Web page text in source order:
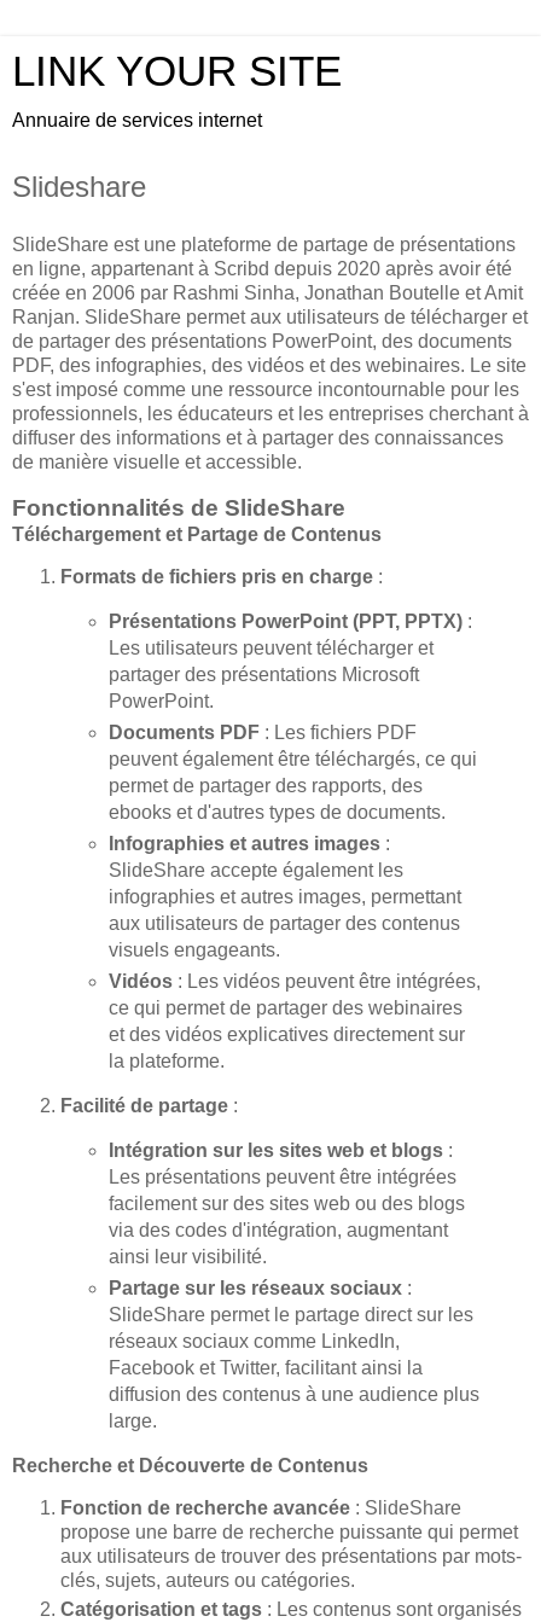
LINK YOUR SITE
Annuaire de services internet
Slideshare
SlideShare est une plateforme de partage de présentations
en ligne, appartenant à Scribd depuis 2020 après avoir été
créée en 2006 par Rashmi Sinha, Jonathan Boutelle et Amit
Ranjan. SlideShare permet aux utilisateurs de télécharger et
de partager des présentations PowerPoint, des documents
PDF, des infographies, des vidéos et des webinaires. Le site
s'est imposé comme une ressource incontournable pour les
professionnels, les éducateurs et les entreprises cherchant à
diffuser des informations et à partager des connaissances
de manière visuelle et accessible.
Fonctionnalités de SlideShare
Téléchargement et Partage de Contenus
Formats de fichiers pris en charge :
Présentations PowerPoint (PPT, PPTX):
Les utilisateurs peuvent télécharger et
partager des présentations Microsoft
PowerPoint.
Documents PDF: Les fichiers PDF
peuvent également être téléchargés, ce qui
permet de partager des rapports, des
ebooks et d'autres types de documents.
Infographies et autres images:
SlideShare accepte également les
infographies et autres images, permettant
aux utilisateurs de partager des contenus
visuels engageants.
Vidéos: Les vidéos peuvent être intégrées,
ce qui permet de partager des webinaires
et des vidéos explicatives directement sur
la plateforme.
Facilité de partage :
Intégration sur les sites web et blogs:
Les présentations peuvent être intégrées
facilement sur des sites web ou des blogs
via des codes d'intégration, augmentant
ainsi leur visibilité.
Partage sur les réseaux sociaux:
SlideShare permet le partage direct sur les
réseaux sociaux comme LinkedIn,
Facebook et Twitter, facilitant ainsi la
diffusion des contenus à une audience plus
large.
Recherche et Découverte de Contenus
Fonction de recherche avancée : SlideShare
propose une barre de recherche puissante qui permet
aux utilisateurs de trouver des présentations par mots-
clés, sujets, auteurs ou catégories.
Catégorisation et tags : Les contenus sont organisés